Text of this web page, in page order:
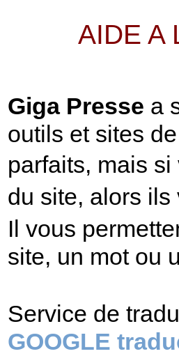
AIDE A
Giga Presse a
outils et sites
parfaits, mais
du site, alors
Il vous
site, un mot ou
Service de
GOOGLE